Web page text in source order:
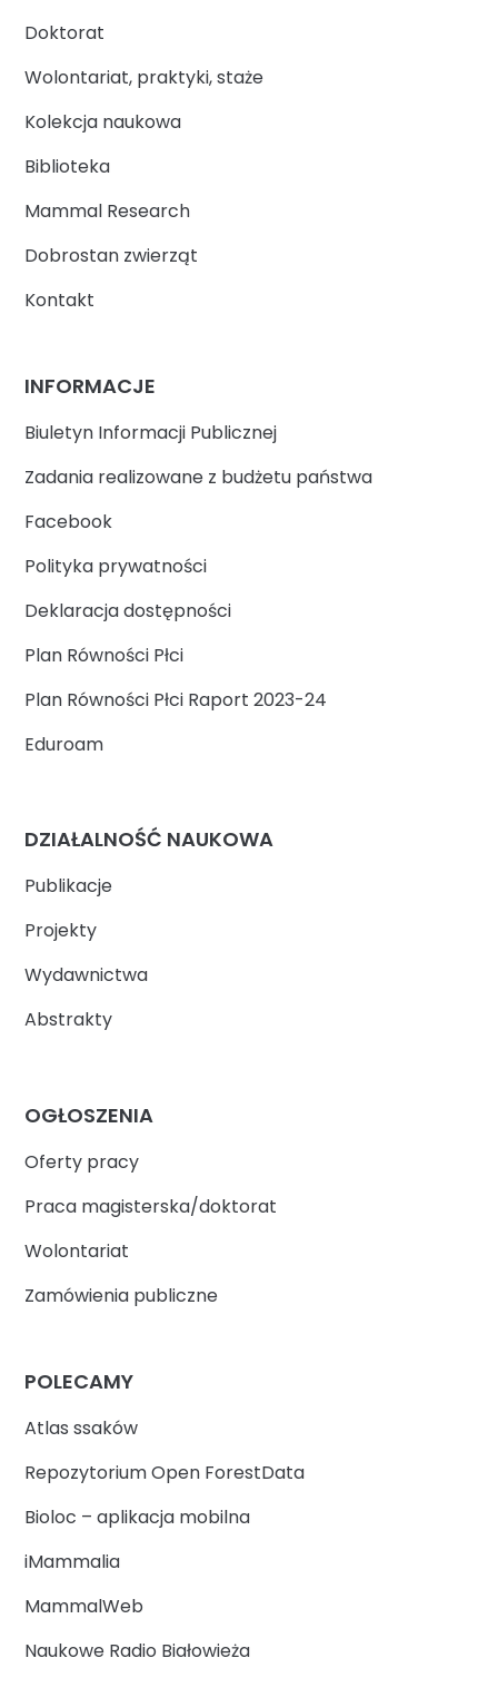
Doktorat
Wolontariat, praktyki, staże
Kolekcja naukowa
Biblioteka
Mammal Research
Dobrostan zwierząt
Kontakt
INFORMACJE
Biuletyn Informacji Publicznej
Zadania realizowane z budżetu państwa
Facebook
Polityka prywatności
Deklaracja dostępności
Plan Równości Płci
Plan Równości Płci Raport 2023-24
Eduroam
DZIAŁALNOŚĆ NAUKOWA
Publikacje
Projekty
Wydawnictwa
Abstrakty
OGŁOSZENIA
Oferty pracy
Praca magisterska/doktorat
Wolontariat
Zamówienia publiczne
POLECAMY
Atlas ssaków
Repozytorium Open ForestData
Bioloc – aplikacja mobilna
iMammalia
MammalWeb
Naukowe Radio Białowieża